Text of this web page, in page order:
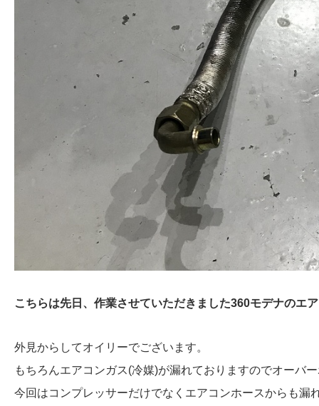
こちらは先日、作業させていただきました360モデナのエ
外見からしてオイリーでございます。
もちろんエアコンガス(冷媒)が漏れておりますのでオーバ
今回はコンプレッサーだけでなくエアコンホースからも漏